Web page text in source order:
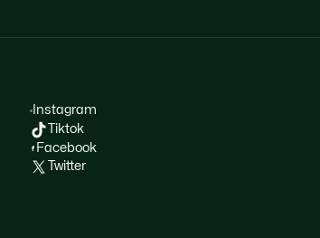
Instagram
Tiktok
Facebook
Twitter